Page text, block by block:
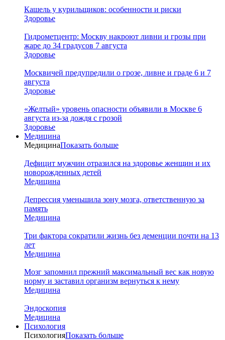
Кашель у курильщиков: особенности и риски
Здоровье
Гидрометцентр: Москву накроют ливни и грозы при
жаре до 34 градусов 7 августа
Здоровье
Москвичей предупредили о грозе, ливне и граде 6 и 7
августа
Здоровье
«Желтый» уровень опасности объявили в Москве 6
августа из-за дождя с грозой
Здоровье
Медицина
МедицинаПоказать больше
Дефицит мужчин отразился на здоровье женщин и их
новорожденных детей
Медицина
Депрессия уменьшила зону мозга, ответственную за
память
Медицина
Три фактора сократили жизнь без деменции почти на 13
лет
Медицина
Мозг запомнил прежний максимальный вес как новую
норму и заставил организм вернуться к нему
Медицина
Эндоскопия
Медицина
Психология
ПсихологияПоказать больше